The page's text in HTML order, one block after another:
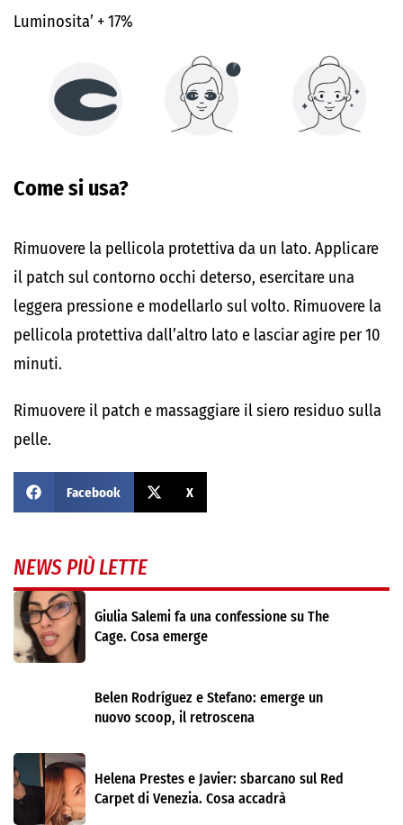
Luminosita’ + 17%
Come si usa?
Rimuovere la pellicola protettiva da un lato. Applicare
il patch sul contorno occhi deterso, esercitare una
leggera pressione e modellarlo sul volto. Rimuovere la
pellicola protettiva dall’altro lato e lasciar agire per 10
minuti.
Rimuovere il patch e massaggiare il siero residuo sulla
pelle.
Facebook X
NEWS PIÙ LETTE
Giulia Salemi fa una confessione su The
Cage. Cosa emerge
Belen Rodríguez e Stefano: emerge un
nuovo scoop, il retroscena
Helena Prestes e Javier: sbarcano sul Red
Carpet di Venezia. Cosa accadrà